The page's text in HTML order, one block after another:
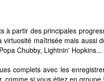
à partir des principales
maîtrisée mais aussi
Chubby, Lightnin' Hopkins...
complets avec les